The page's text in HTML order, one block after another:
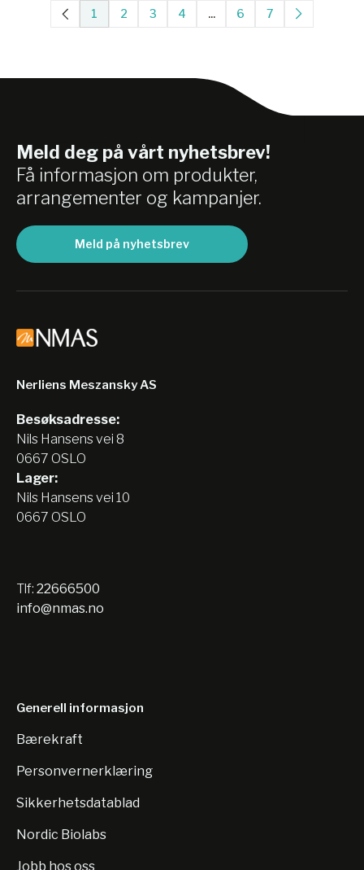
atmosfære. Whitley M-
seriens arbeidsstasjoner er
gasser.
1 2 3 4 ... 6 7
Meld deg på vårt nyhetsbrev!
Få informasjon om produkter,
arrangementer og kampanjer.
Meld på nyhetsbrev
Nerliens Meszansky AS
Besøksadresse:
Nils Hansens vei 8
0667 OSLO
Lager:
Nils Hansens vei 10
0667 OSLO
Tlf: 22666500
info@nmas.no
Generell informasjon
Bærekraft
Personvernerklæring
Sikkerhetsdatablad
Nordic Biolabs
Jobb hos oss